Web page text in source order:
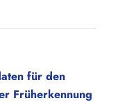
für den
Früherkennung